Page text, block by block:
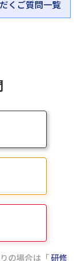
ジェクトマ
ます。
インナップ
のお客さま
社担当者が
で、お客さ
分かる
、事故が発
事項を知り、
安全衛生管
プの発揮
、他部署、
くご質問一覧
の場合は「研修